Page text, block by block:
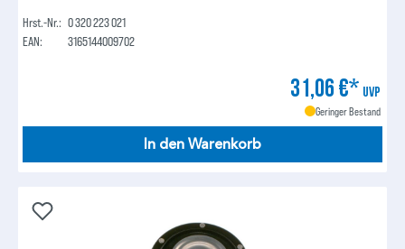
Hrst.-Nr.: 0 320 223 021
EAN:
3165144009702
31,06 €* UVP
Geringer Bestand
In den Warenkorb